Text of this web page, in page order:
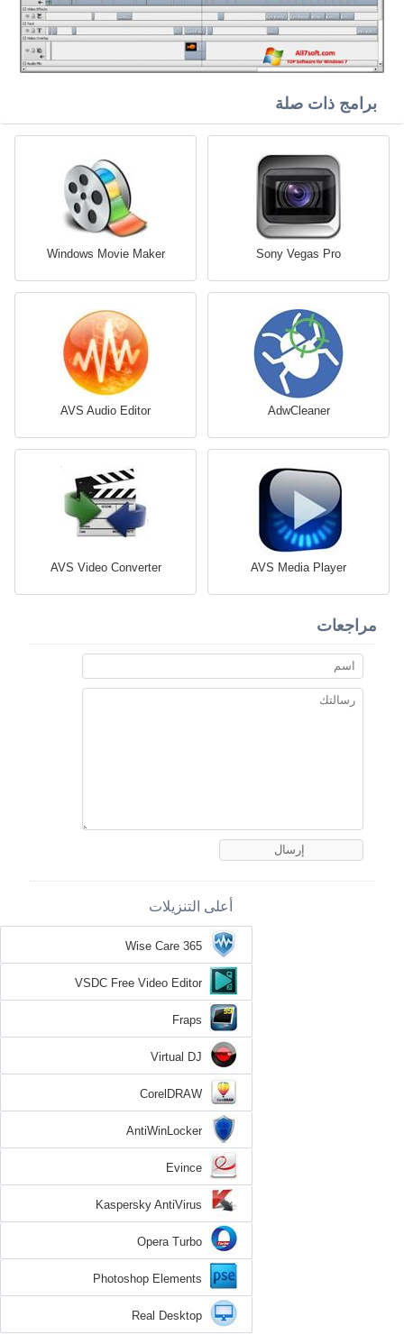
برامج ذات صلة
Sony Vegas Pro
Windows Movie Maker
AdwCleaner
AVS Audio Editor
AVS Media Player
AVS Video Converter
مراجعات
أعلى التنزيلات
Wise Care 365
VSDC Free Video Editor
Fraps
Virtual DJ
CorelDRAW
AntiWinLocker
Evince
Kaspersky AntiVirus
Opera Turbo
Photoshop Elements
Real Desktop